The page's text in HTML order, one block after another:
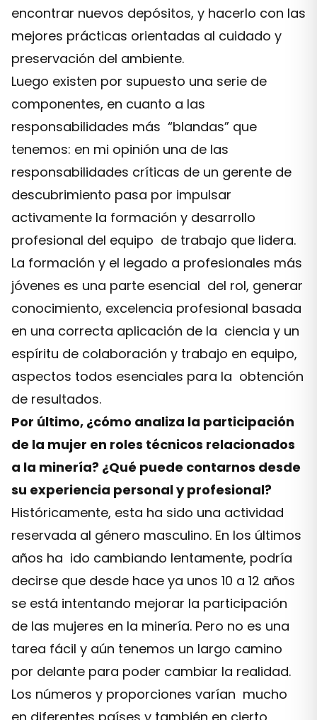
encontrar nuevos depósitos, y hacerlo con las
mejores prácticas orientadas al cuidado y
preservación del ambiente.
Luego existen por supuesto una serie de
componentes, en cuanto a las
responsabilidades más “blandas” que
tenemos: en mi opinión una de las
responsabilidades críticas de un gerente de
descubrimiento pasa por impulsar
activamente la formación y desarrollo
profesional del equipo de trabajo que lidera.
La formación y el legado a profesionales más
jóvenes es una parte esencial del rol, generar
conocimiento, excelencia profesional basada
en una correcta aplicación de la ciencia y un
espíritu de colaboración y trabajo en equipo,
aspectos todos esenciales para la obtención
de resultados.
Por último, ¿cómo analiza la participación
de la mujer en roles técnicos relacionados
a la minería? ¿Qué puede contarnos desde
su experiencia personal y profesional?
Históricamente, esta ha sido una actividad
reservada al género masculino. En los últimos
años ha ido cambiando lentamente, podría
decirse que desde hace ya unos 10 a 12 años
se está intentando mejorar la participación
de las mujeres en la minería. Pero no es una
tarea fácil y aún tenemos un largo camino
por delante para poder cambiar la realidad.
Los números y proporciones varían mucho